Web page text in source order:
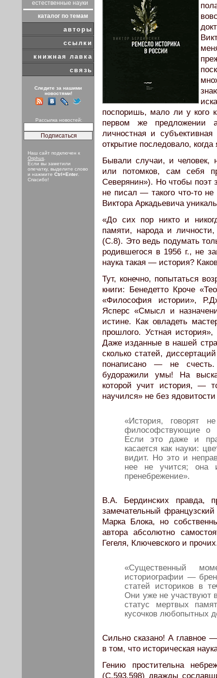
естественные науки
каталог по темам
авторы
ссылки
книжная лавка
связь
Следите за нашими
новостями!
Рассылка новостей:
Наш сайт подключен к
Orphus
Если вы заметили
опечатку, выделите слово
и нажмите Ctrl+Enter
Спасибо!
поспоришь, мало ли у кого
первом же предложении
личностная и
открытие последовало,
Бывали случаи, и человек,
или потомков, сам себя
Северянин»). Но чтобы поэт
не писал — такого что-то
Виктора Аркадьевича
«До сих пор никто и
памяти, народа и
(С.8). Это ведь подумать
родившегося в 1956 г., не
наука такая — история?
Тут, конечно, попытаться
книги: Бенедетто Кроче
«Философия истории»,
Ясперс «Смысл и
истине. Как овладеть
прошлого. Устная
Даже изданные в нашей
сколько статей,
понаписано — не
будоражили умы! На
которой учит история, —
научился» не без
«История, говорят
философствующие о
Если это даже и
касается как науки:
видит. Но это и
нее не учится; она
пренебрежение».
В.А. Бердинских правда,
замечательный
Марка Блока, но
автора абсолютно
Гегеля, Ключевского и
«Существенный
историографии —
статей историков в
Они уже не участвуют
статус мертвых
кусочков любопытных
Сильно сказано! А главное
в том, что историческая
Гению простительна
(С.593,598) дважды